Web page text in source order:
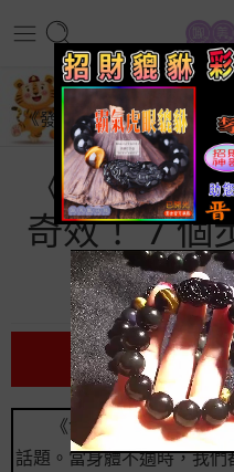
首頁
《發燒發冷解決方法》竟有
《發燒發
奇效！ 7 個
《發燒發冷解決方法
話題。當身體不適時，我